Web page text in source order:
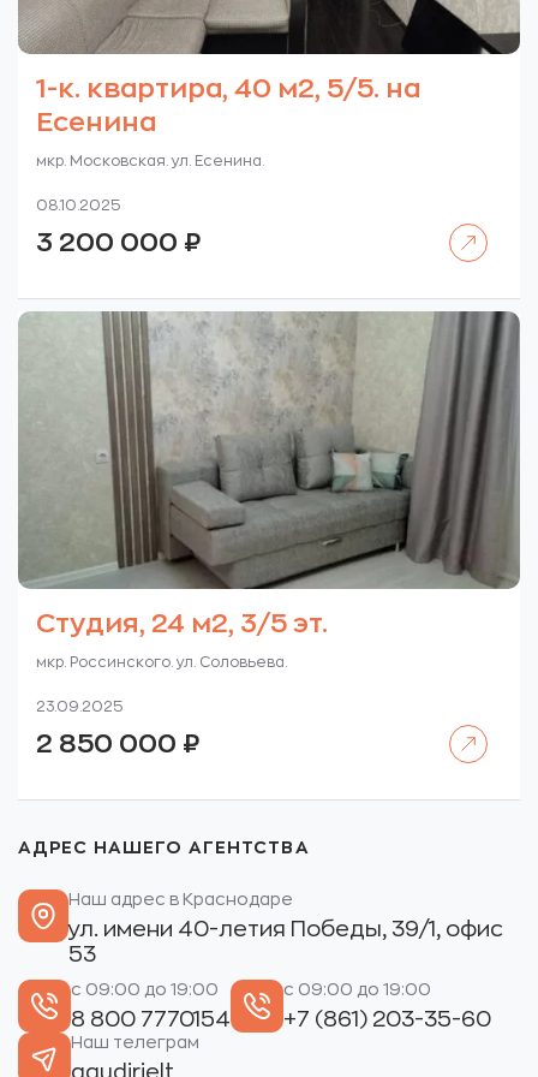
1-к. квартира, 40 м2, 5/5. на
Есенина
мкр. Московская. ул. Есенина.
08.10.2025
3 200 000 ₽
Студия, 24 м2, 3/5 эт.
мкр. Россинского. ул. Соловьева.
23.09.2025
2 850 000 ₽
АДРЕС НАШЕГО АГЕНТСТВА
Наш адрес в Краснодаре
ул. имени 40-летия Победы, 39/1, офис
53
с 09:00 до 19:00
8 800 7770154
с 09:00 до 19:00
+7 (861) 203-35-60
Наш телеграм
gaudirielt